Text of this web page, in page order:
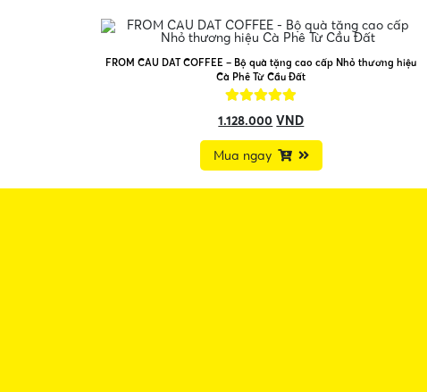
FROM CAU DAT COFFEE – Bộ quà tặng cao cấp Nhỏ thương hiệu
Cà Phê Từ Cầu Đất
1.128.000 VND
Mua ngay